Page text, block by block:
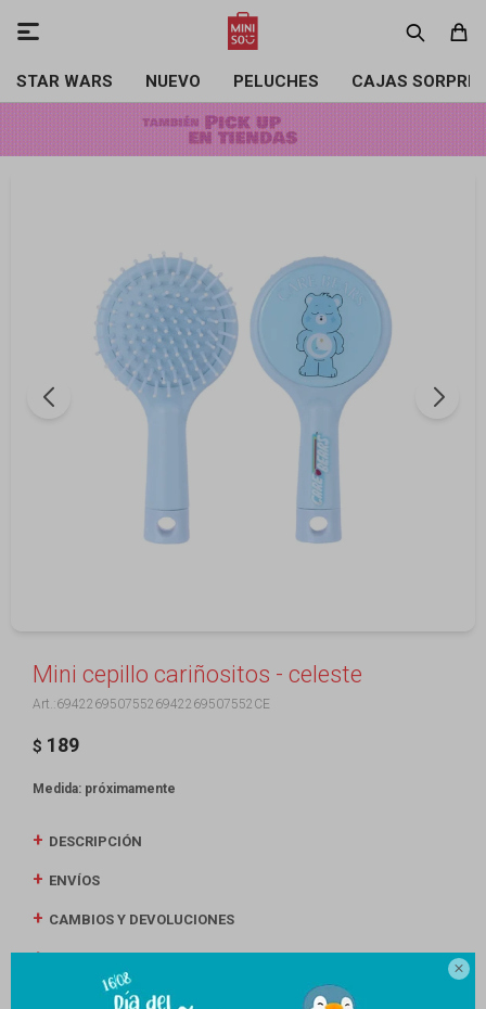

STAR WARS NUEVO PELUCHES CAJAS

Mini cepillo cariñositos - celeste
69422695075526942269507552CE
$ 189
Medida: próximamente
DESCRIPCIÓN
ENVÍOS
CAMBIOS Y DEVOLUCIONES